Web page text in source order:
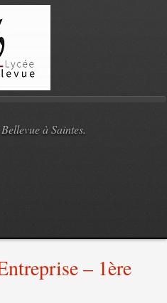
à Saintes.
– 1ère